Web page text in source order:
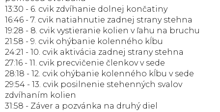
13:30 - 6. cvik zdvíhanie dolnej končatiny
16:46 - 7. cvik natiahnutie zadnej strany stehna
19:28 - 8. cvik vystieranie kolien v ľahu na bruchu
21:58 - 9. cvik ohýbanie kolenného kĺbu
24:21 - 10. cvik aktivácia zadnej strany stehna
27:16 - 11. cvik precvičenie členkov v sede
28:18 - 12. cvik ohýbanie kolenného kĺbu v sede
29:54 - 13. cvik posilnenie stehenných svalov
zdvíhaním kolien
31:58 - Záver a pozvánka na druhý diel